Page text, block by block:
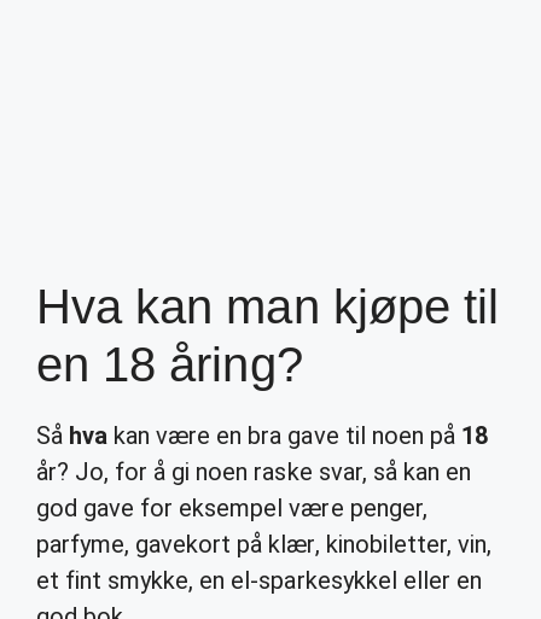
Hva kan man kjøpe til
en 18 åring?
Så hva kan være en bra gave til noen på 18
år? Jo, for å gi noen raske svar, så kan en
god gave for eksempel være penger,
parfyme, gavekort på klær, kinobiletter, vin,
et fint smykke, en el-sparkesykkel eller en